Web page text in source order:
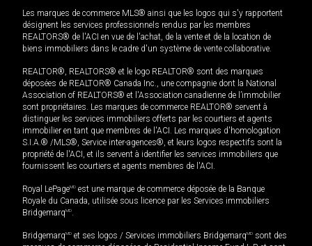
Les marques de commerce MLS® ainsi que les logos qui s'y rapportent
désignent les services professionnels rendus par les membres
REALTORS® de l'ACI en vue de l'achat, de la vente et de la location de
biens immobiliers dans le cadre d'un système de vente collaborative.
REALTOR®, REALTORS® et le logo REALTOR® sont des marques
déposées de REALTOR® Canada Inc., une compagnie dont la National
Association of REALTORS® et l'Association canadienne de l’immobilier
sont propriétaires. Les marques de commerce REALTOR® servent à
distinguer les services immobiliers offerts par les courtiers et agents
immobilier en tant que membres de l'ACI. Les marques d'homologation
S.I.A.® /MLS®, Service inter-agences®, et leurs logos respectifs sont la
propriété de l'ACI, et ils servent à identifier les services immobiliers que
fournissent les courtiers et agents membres de l'ACI.
Royal LePageMD est une marque de commerce déposée de la Banque
Royale du Canada, utilisée sous licence par les Services immobiliers
BridgemarqMD.
BridgemarqMD et ses logos / Services immobiliers BridgemarqMD sont des